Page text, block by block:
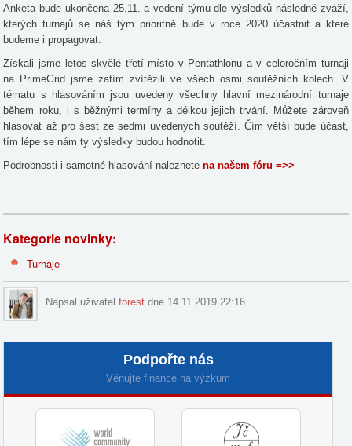
Anketa bude ukončena 25.11. a vedení týmu dle výsledků následně zváží,
kterých turnajů se náš tým prioritně bude v roce 2020 účastnit a které
budeme i propagovat.
Získali jsme letos skvělé třetí místo v Pentathlonu a v celoročním turnaji
na PrimeGrid jsme zatím zvítězili ve všech osmi soutěžních kolech. V
tématu s hlasováním jsou uvedeny všechny hlavní mezinárodní turnaje
během roku, i s běžnými termíny a délkou jejich trvání. Můžete zároveň
hlasovat až pro šest ze sedmi uvedených soutěží. Čím větší bude účast,
tím lépe se nám ty výsledky budou hodnotit.
Podrobnosti i samotné hlasování naleznetena našem fóru =>>
Kategorie novinky:
Turnaje
Napsal uživatelforest dne 14.11.2019 22:16
Podpořte nás
Věnujte finance na výzkum